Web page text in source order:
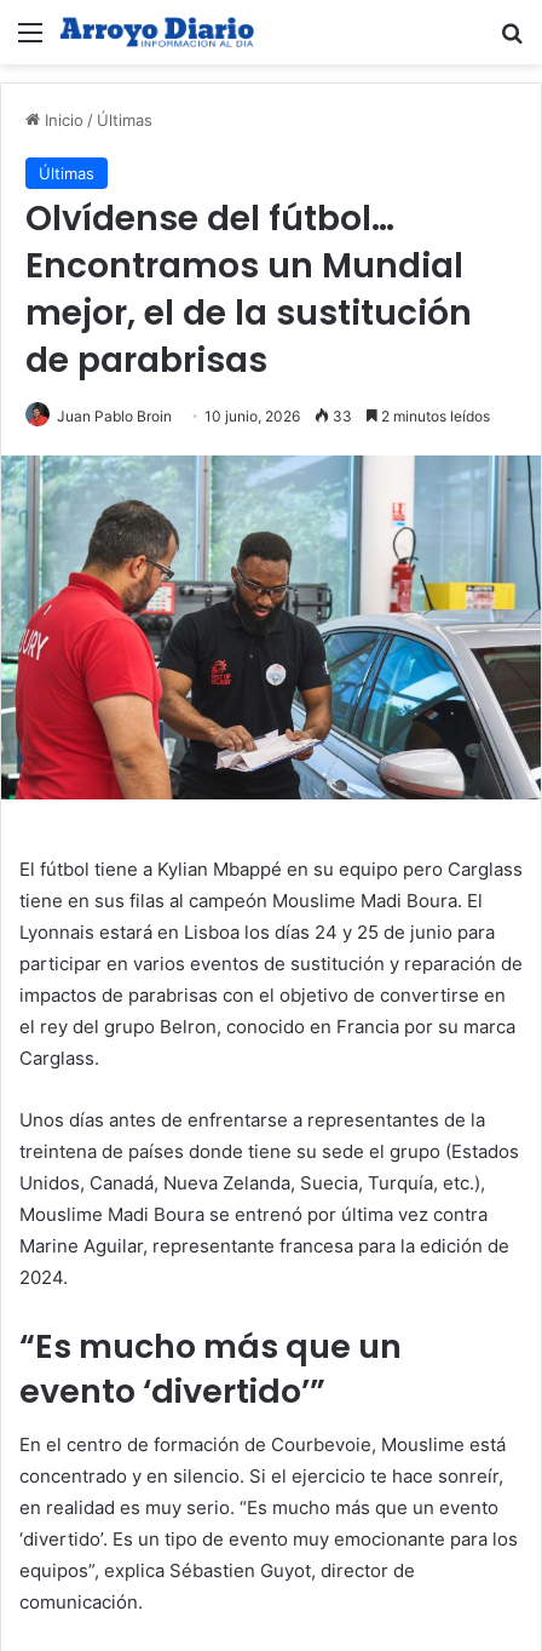
Menú
Inicio / Últimas
Últimas
Olvídense del fútbol…
Encontramos un Mundial
mejor, el de la sustitución
de parabrisas
Juan Pablo Broin 10 junio, 2026 33 2 minutos leídos
El fútbol tiene a Kylian Mbappé en su equipo pero Carglass
tiene en sus filas al campeón Mouslime Madi Boura. El
Lyonnais estará en Lisboa los días 24 y 25 de junio para
participar en varios eventos de sustitución y reparación de
impactos de parabrisas con el objetivo de convertirse en
el rey del grupo Belron, conocido en Francia por su marca
Carglass.
Unos días antes de enfrentarse a representantes de la
treintena de países donde tiene su sede el grupo (Estados
Unidos, Canadá, Nueva Zelanda, Suecia, Turquía, etc.),
Mouslime Madi Boura se entrenó por última vez contra
Marine Aguilar, representante francesa para la edición de
2024.
“Es mucho más que un
evento ‘divertido’”
En el centro de formación de Courbevoie, Mouslime está
concentrado y en silencio. Si el ejercicio te hace sonreír,
en realidad es muy serio. “Es mucho más que un evento
‘divertido’. Es un tipo de evento muy emocionante para los
equipos”, explica Sébastien Guyot, director de
comunicación.